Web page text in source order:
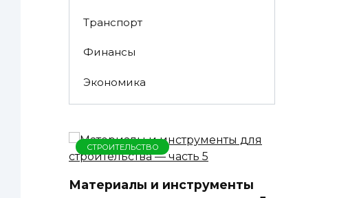
Транспорт
Финансы
Экономика
СТРОИТЕЛЬСТВО
Материалы и инструменты